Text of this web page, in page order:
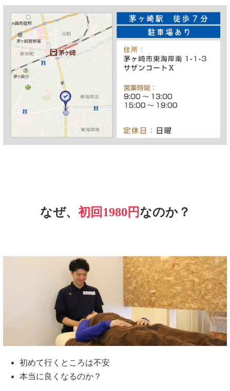
なぜ、 初回1980円なのか？
初めて行くところは不安
本当に良くなるのか？